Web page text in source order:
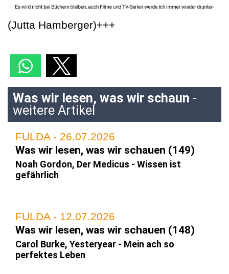
(Jutta Hamberger)+++
Was wir lesen, was wir schaun -
weitere Artikel
FULDA - 26.07.2026
Was wir lesen, was wir schauen (149)
Noah Gordon, Der Medicus - Wissen ist
gefährlich
FULDA - 12.07.2026
Was wir lesen, was wir schauen (148)
Carol Burke, Yesteryear - Mein ach so
perfektes Leben